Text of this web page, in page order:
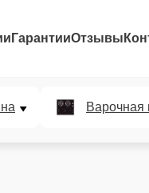
ГарантииОтзывы
Варочная